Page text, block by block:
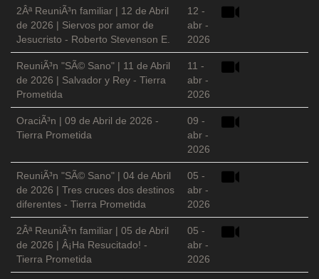
2Âª ReuniÃ³n familiar | 12 de Abril
de 2026 | Siervos por amor de
Jesucristo - Roberto Stevenson E.
12 -
abr -
2026
ReuniÃ³n "SÃ© Sano" | 11 de Abril
de 2026 | Salvador y Rey - Tierra
Prometida
11 -
abr -
2026
OraciÃ³n | 09 de Abril de 2026 -
Tierra Prometida
09 -
abr -
2026
ReuniÃ³n "SÃ© Sano" | 04 de Abril
de 2026 | Tres cruces dos destinos
diferentes - Tierra Prometida
05 -
abr -
2026
2Âª ReuniÃ³n familiar | 05 de Abril
de 2026 | Â¡Ha Resucitado! -
Tierra Prometida
05 -
abr -
2026